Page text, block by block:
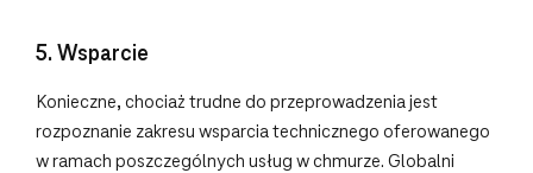
5. Wsparcie
Konieczne, chociaż trudne do przeprowadzenia jest
rozpoznanie zakresu wsparcia technicznego oferowanego
w ramach poszczególnych usług w chmurze. Globalni